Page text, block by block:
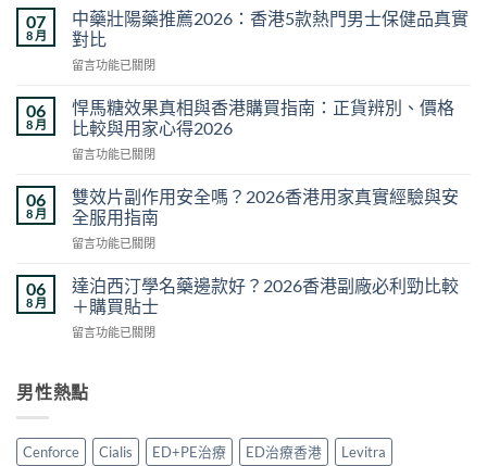
汗
馬
糖
邊
買
正
貨？
2026
港
購
方
與
真
偽
完
整
略〉
中
07
8 月
中藥壯陽藥推薦2026：香港5款熱門男士保健品真實
對比
在
藥
壯
陽
藥
薦
2026：
香
港
款
熱
男
健
實
留言功能已關閉
06
8 月
悍馬糖效果真相與香港購買指南：正貨辨別、價格
比較與用家心得2026
在
馬
糖
效
果
相
與
香
港
指
貨
留言功能已關閉
06
8 月
雙效片副作用安全嗎？2026香港用家真實經驗與安
全服用指南
在
效
片
副
作
全
港
留言功能已關閉
06
8 月
達泊西汀學名藥邊款好？2026香港副廠必利勁比較
＋購買貼士
在
西
汀
名
藥
留言功能已關閉
男性熱點
Cenforce Cialis ED+PE治療 ED治療香港
Levitra